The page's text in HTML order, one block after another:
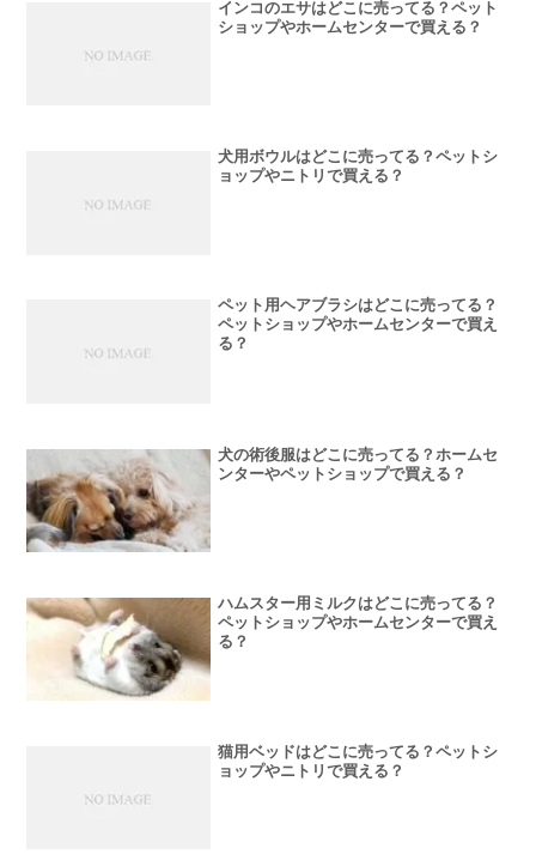
インコのエサはどこに売ってる？ペット
ショップやホームセンターで買える？
犬用ボウルはどこに売ってる？ペットシ
ョップやニトリで買える？
ペット用ヘアブラシはどこに売ってる？
ペットショップやホームセンターで買え
る？
犬の術後服はどこに売ってる？ホームセ
ンターやペットショップで買える？
ハムスター用ミルクはどこに売ってる？
ペットショップやホームセンターで買え
る？
猫用ベッドはどこに売ってる？ペットシ
ョップやニトリで買える？